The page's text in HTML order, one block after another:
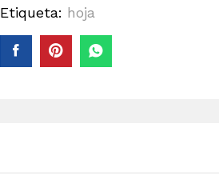
Etiqueta: hoja